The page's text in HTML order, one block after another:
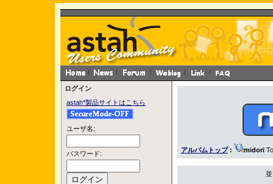
ログイン
astah*製品サイトはこちら
ユーザ名:
パスワード: アルバムトップ: midori